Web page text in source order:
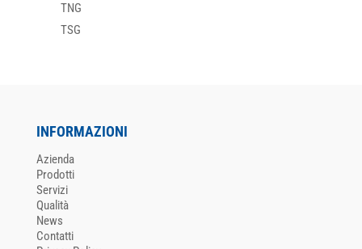
TNG
TSG
INFORMAZIONI
Azienda
Prodotti
Servizi
Qualità
News
Contatti